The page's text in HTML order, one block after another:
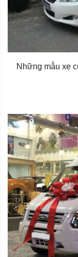
Những mẫu xe